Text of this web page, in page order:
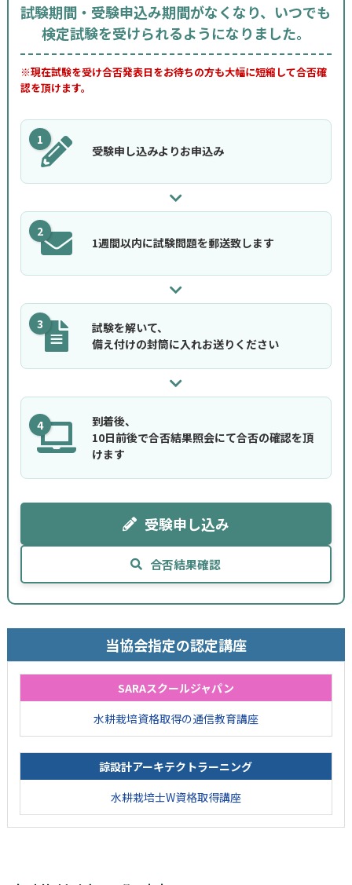
試験期間・受験申込み期間がなくなり、いつでも
検定試験を受けられるようになりました。
※現在試験を受け合否発表日をお待ちの方も大幅に短縮して合否確
認を頂けます。
1
受験申し込みよりお申込み
2
1週間以内に試験問題を郵送致します
3
試験を解いて、
備え付けの封筒に入れお送りください
4
到着後、
10日前後で合否結果照会にて合否の確認を頂
けます
受験申し込み
合否結果確認
当協会指定の認定講座
SARAスクールジャパン
水耕栽培資格取得の通信教育講座
諒設計アーキテクトラーニング
水耕栽培士W資格取得講座